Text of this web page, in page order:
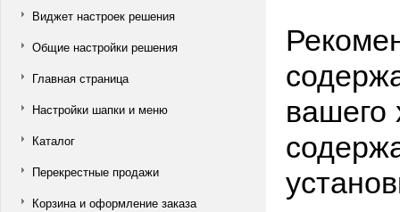
Виджет настроек решения
Общие настройки решения
Главная страница
Настройки шапки и меню
Каталог
Перекрестные продажи
Корзина и оформление заказа
вашего